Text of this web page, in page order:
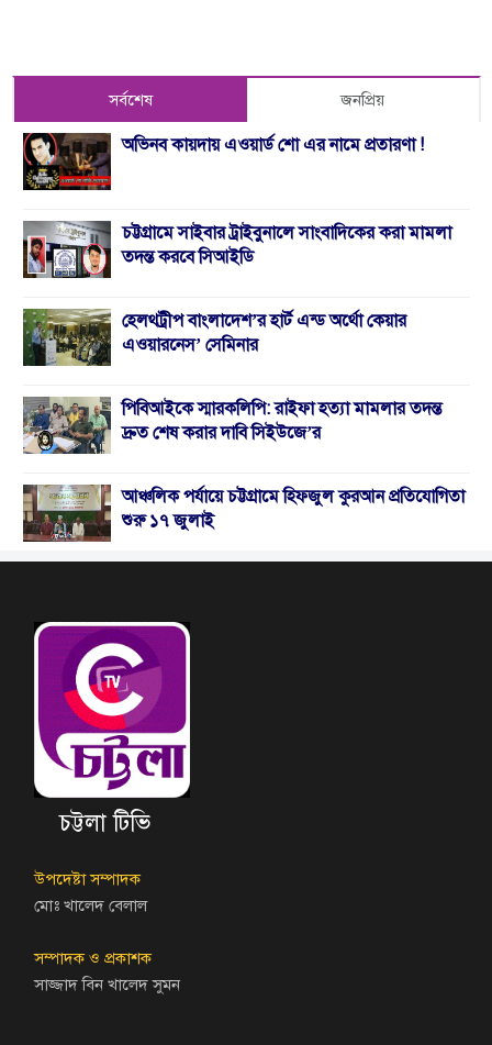
সর্বশেষ জনপ্রিয়
অভিনব কায়দায় এওয়ার্ড শো এর নামে প্রতারণা !
চট্টগ্রামে সাইবার ট্রাইবুনালে সাংবাদিকের করা মামলা
তদন্ত করবে সিআইডি
হেলথট্রীপ বাংলাদেশ’র হার্ট এন্ড অর্থো কেয়ার
এওয়ারনেস’ সেমিনার
পিবিআইকে স্মারকলিপি: রাইফা হত্যা মামলার তদন্ত
দ্রুত শেষ করার দাবি সিইউজে’র
আঞ্চলিক পর্যায়ে চট্টগ্রামে হিফজুল কুরআন প্রতিযোগিতা
শুরু ১৭ জুলাই
চট্টলা টিভি
উপদেষ্টা সম্পাদক
মোঃ খালেদ বেলাল
সম্পাদক ও প্রকাশক
সাজ্জাদ বিন খালেদ সুমন